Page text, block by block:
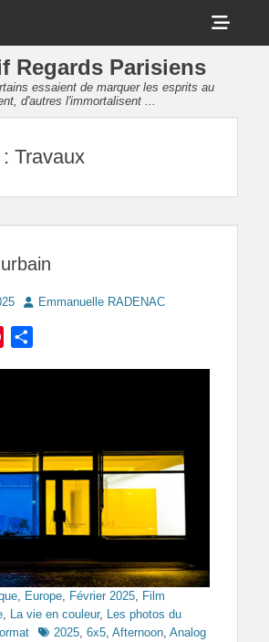
Regards Parisiens
essaient de marquer les esprits au
d'autres l'immortalisent ...
Travaux
AuthorEmmanuelle RADENAC
Pinterest
Europe Février 2025 Film
La vie en couleur, Les photos du
Tags2025 6x5 Afternoon Analog